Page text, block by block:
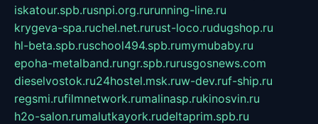
iskatour.spb.rusnpi.org.rurunning-line.ru
krygeva-spa.ruchel.net.rurust-loco.rudugshop.ru
hl-beta.spb.ruschool494.spb.rumymubaby.ru
epoha-metalband.rungr.spb.rurusgosnews.com
dieselvostok.ru24hostel.msk.ruw-dev.ruf-ship.ru
regsmi.rufilmnetwork.rumalinasp.rukinosvin.ru
h2o-salon.rumalutkayork.rudeltaprim.spb.ru